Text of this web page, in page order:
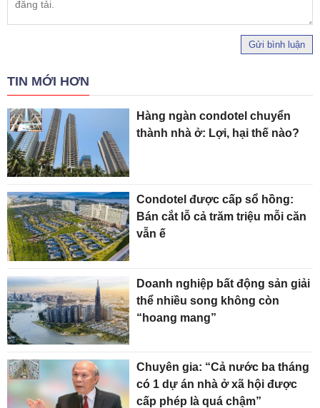
Gửi bình luận
TIN MỚI HƠN
Hàng ngàn condotel chuyển
thành nhà ở: Lợi, hại thế nào?
Condotel được cấp sổ hồng:
Bán cắt lỗ cả trăm triệu mỗi căn
vẫn ế
Doanh nghiệp bất động sản giải
thể nhiều song không còn
“hoang mang”
Chuyên gia: “Cả nước ba tháng
có 1 dự án nhà ở xã hội được
cấp phép là quá chậm”